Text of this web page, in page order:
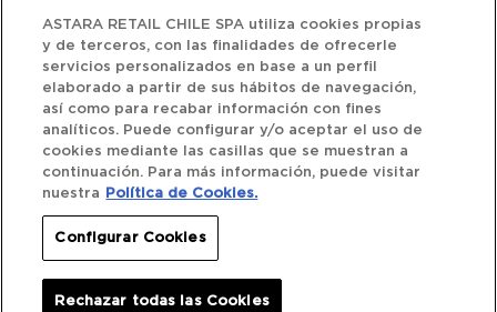
Servicio al cliente
Términos y Condiciones
Política de privacidad
Siguenos
Redes Sociales
ASTARA RETAIL CHILE SPA utiliza cookies propias
y de terceros, con las finalidades de ofrecerle
servicios personalizados en base a un perfil
elaborado a partir de sus hábitos de navegación,
así como para recabar información con fines
analíticos. Puede configurar y/o aceptar el uso de
cookies mediante las casillas que se muestran a
continuación. Para más información, puede visitar
nuestra
Política de Cookies.
Configurar Cookies
Rechazar todas las Cookies